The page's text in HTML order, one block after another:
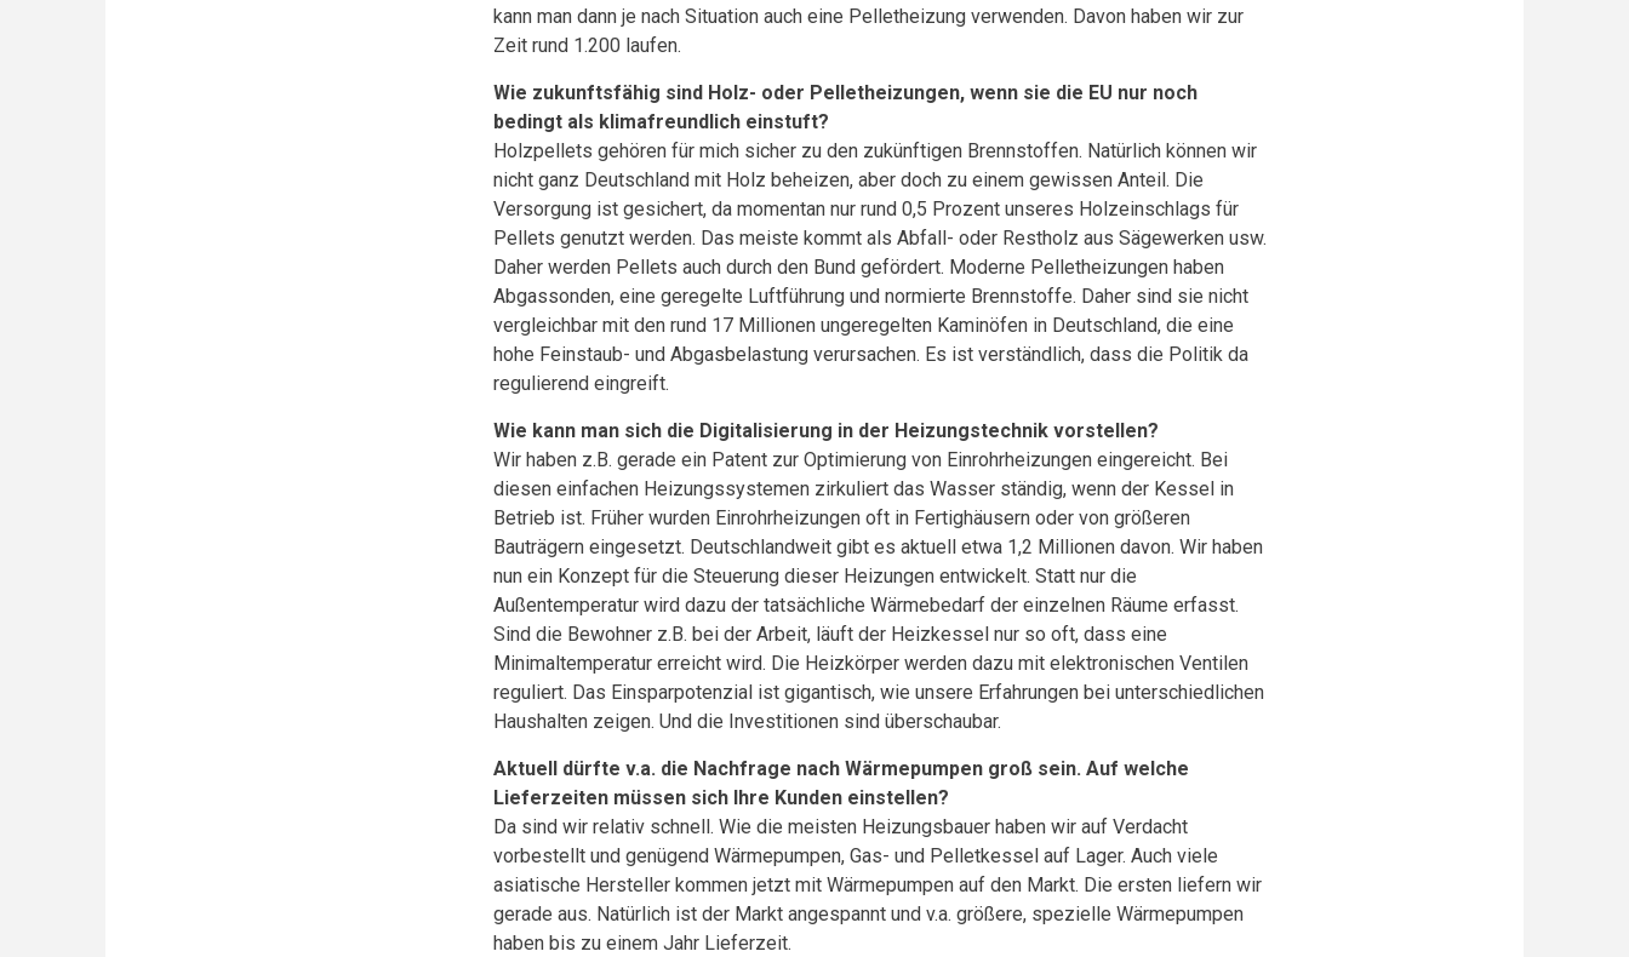
kann man dann je nach Situation auch eine Pelletheizung verwenden. Davon haben wir zur
Zeit rund 1.200 laufen.
Wie zukunftsfähig sind Holz- oder Pelletheizungen, wenn sie die EU nur noch
bedingt als klimafreundlich einstuft?
Holzpellets gehören für mich sicher zu den zukünftigen Brennstoffen. Natürlich können wir
nicht ganz Deutschland mit Holz beheizen, aber doch zu einem gewissen Anteil. Die
Versorgung ist gesichert, da momentan nur rund 0,5 Prozent unseres Holzeinschlags für
Pellets genutzt werden. Das meiste kommt als Abfall- oder Restholz aus Sägewerken usw.
Daher werden Pellets auch durch den Bund gefördert. Moderne Pelletheizungen haben
Abgassonden, eine geregelte Luftführung und normierte Brennstoffe. Daher sind sie nicht
vergleichbar mit den rund 17 Millionen ungeregelten Kaminöfen in Deutschland, die eine
hohe Feinstaub- und Abgasbelastung verursachen. Es ist verständlich, dass die Politik da
regulierend eingreift.
Wie kann man sich die Digitalisierung in der Heizungstechnik vorstellen?
Wir haben z.B. gerade ein Patent zur Optimierung von Einrohrheizungen eingereicht. Bei
diesen einfachen Heizungssystemen zirkuliert das Wasser ständig, wenn der Kessel in
Betrieb ist. Früher wurden Einrohrheizungen oft in Fertighäusern oder von größeren
Bauträgern eingesetzt. Deutschlandweit gibt es aktuell etwa 1,2 Millionen davon. Wir haben
nun ein Konzept für die Steuerung dieser Heizungen entwickelt. Statt nur die
Außentemperatur wird dazu der tatsächliche Wärmebedarf der einzelnen Räume erfasst.
Sind die Bewohner z.B. bei der Arbeit, läuft der Heizkessel nur so oft, dass eine
Minimaltemperatur erreicht wird. Die Heizkörper werden dazu mit elektronischen Ventilen
reguliert. Das Einsparpotenzial ist gigantisch, wie unsere Erfahrungen bei unterschiedlichen
Haushalten zeigen. Und die Investitionen sind überschaubar.
Aktuell dürfte v.a. die Nachfrage nach Wärmepumpen groß sein. Auf welche
Lieferzeiten müssen sich Ihre Kunden einstellen?
Da sind wir relativ schnell. Wie die meisten Heizungsbauer haben wir auf Verdacht
vorbestellt und genügend Wärmepumpen, Gas- und Pelletkessel auf Lager. Auch viele
asiatische Hersteller kommen jetzt mit Wärmepumpen auf den Markt. Die ersten liefern wir
gerade aus. Natürlich ist der Markt angespannt und v.a. größere, spezielle Wärmepumpen
haben bis zu einem Jahr Lieferzeit.